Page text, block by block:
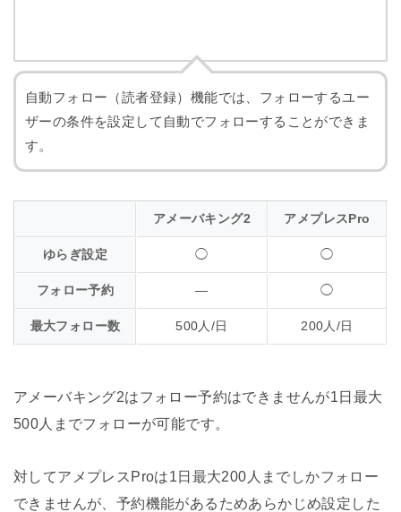
自動フォロー（読者登録）機能では、フォローするユー
ザーの条件を設定して自動でフォローすることができま
す。
アメーバキング2 アメプレスPro
ゆらぎ設定 ◯ ◯
フォロー予約 ― ◯
最大フォロー数 500人/日 200人/日
アメーバキング2はフォロー予約はできませんが1日最大
500人までフォローが可能です。
対してアメプレスProは1日最大200人までしかフォロー
できませんが、予約機能があるためあらかじめ設定した